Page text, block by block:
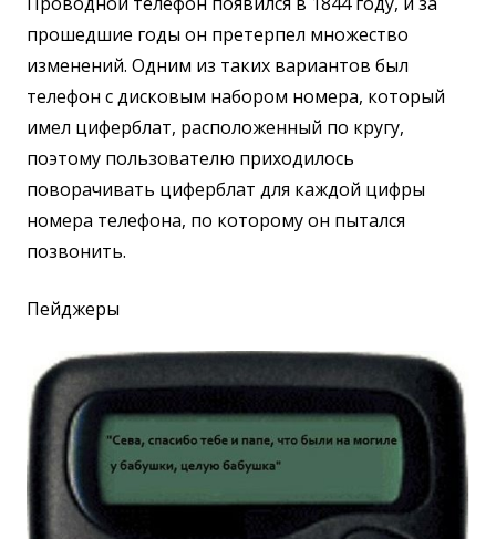
прошедшие годы он претерпел множество
изменений. Одним из таких вариантов был
телефон с дисковым набором номера, который
имел циферблат, расположенный по кругу,
поэтому пользователю приходилось
поворачивать циферблат для каждой цифры
номера телефона, по которому он пытался
позвонить.
Пейджеры